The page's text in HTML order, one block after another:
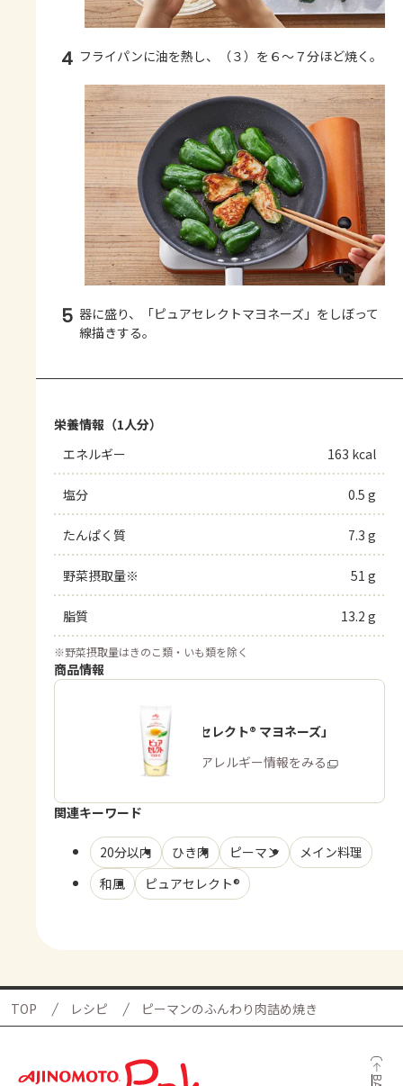
4 フライパンに油を熱し、（３）を６～７分ほど焼く。
5 器に盛り、「ピュアセレクトマヨネーズ」をしぼって
線描きする。
栄養情報（1人分）
エネルギー
163 kcal
塩分 0.5 g
たんぱく質 7.3 g
野菜摂取量※ 51 g
脂質 13.2 g
※野菜摂取量はきのこ類・いも類を除く
商品情報
「ピュアセレクト® マヨネーズ」
商品・アレルギー情報をみる
関連キーワード
20分以内 ひき肉 ピーマン
メイン料理
和風
ピュアセレクト®
TOP レシピ ピーマンのふんわり肉詰め焼き